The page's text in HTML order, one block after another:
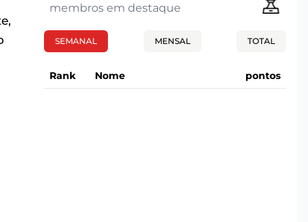
membros em destaque
SEMANAL MENSAL TOTAL
Rank Nome pontos